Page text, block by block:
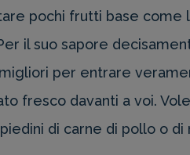
pochi frutti base come
il suo sapore
per entrare
fresco davanti a voi.
di carne di pollo o